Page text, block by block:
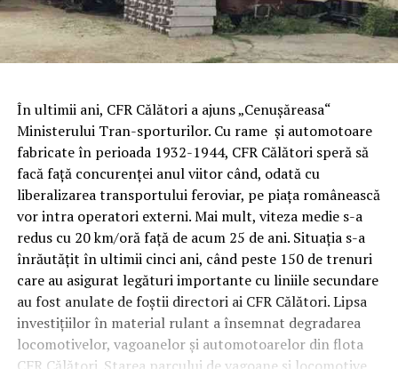
În ultimii ani, CFR Călători a ajuns „Cenuşăreasa“
Ministerului Tran-sporturilor. Cu rame şi automotoare
fabricate în perioada 1932-1944, CFR Călători speră să
facă faţă concurenţei anul viitor când, odată cu
liberalizarea transportului feroviar, pe piaţa românească
vor intra operatori externi. Mai mult, viteza medie s-a
redus cu 20 km/oră faţă de acum 25 de ani. Situaţia s-a
înrăutăţit în ultimii cinci ani, când peste 150 de trenuri
care au asigurat legături importante cu liniile secundare
au fost anulate de foştii directori ai CFR Călători.Lipsa
investiţiilor în material rulant a însemnat degradarea
locomotivelor, vagoanelor şi automotoarelor din flota